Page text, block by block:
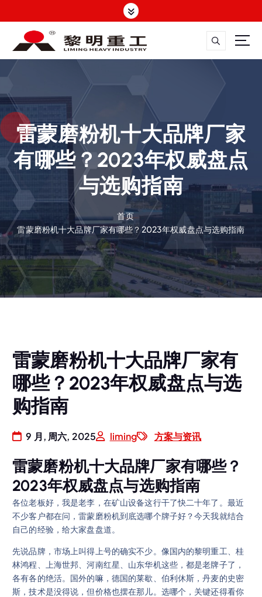
转
容 大修渣磨粉机，矿渣立磨
雷蒙磨粉机十大品牌厂家
有哪些？2023年权威盘点
与选购指南
首页
雷蒙磨粉机十大品牌厂家有哪些？2023年权威盘点与选购指南
雷蒙磨粉机十大品牌厂家有
哪些？2023年权威盘点与选
购指南
9 月, 周六, 2025 liming 方案与资讯
雷蒙磨粉机十大品牌厂家有哪些？
2023年权威盘点与选购指南
各位老板好，我是老李，在矿山设备这行干了快二十年了。最近
不少客户都在问，雷蒙磨粉机到底选哪个牌子好？今天我就结合
自己的经验，给大家盘盘道。
先说品牌，市场上叫得上号的确实不少。像国内的黎明重工、桂
林鸿程、上海世邦、河南红星、山东华机这些，都是老牌子了，
各有各的绝活。国外的嘛，德国的莱歇、伯利休斯，丹麦的史密
斯，技术是没得说，但价格也摆在那儿。选哪个，关键还得看你